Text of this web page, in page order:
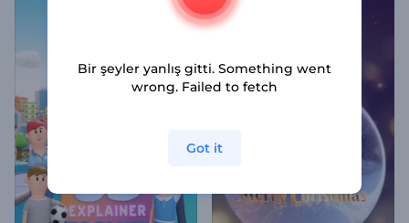
Bir şeyler yanlış gitti. Something went
wrong. Failed to fetch
Got it